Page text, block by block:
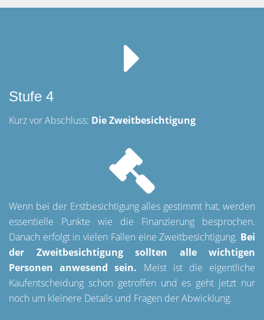
Stufe 4
Kurz vor Abschluss: Die Zweitbesichtigung
Wenn bei der Erstbesichtigung alles gestimmt hat, werden
essentielle Punkte wie die Finanzierung besprochen.
Danach erfolgt in vielen Fällen eine Zweitbesichtigung. Bei
der Zweitbesichtigung sollten alle wichtigen
Personen anwesend sein. Meist ist die eigentliche
Kaufentscheidung schon getroffen und es geht jetzt nur
noch um kleinere Details und Fragen der Abwicklung.